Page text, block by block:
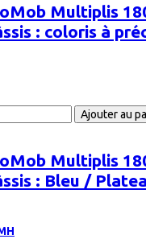
Multiplis
: coloris à
Multiplis
: Bleu /